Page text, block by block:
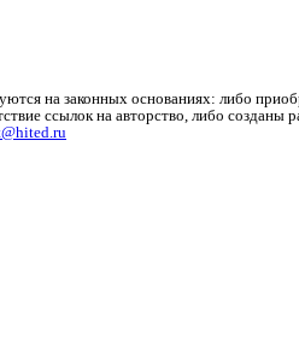
на законных основаниях: либо
ссылок на авторство, либо